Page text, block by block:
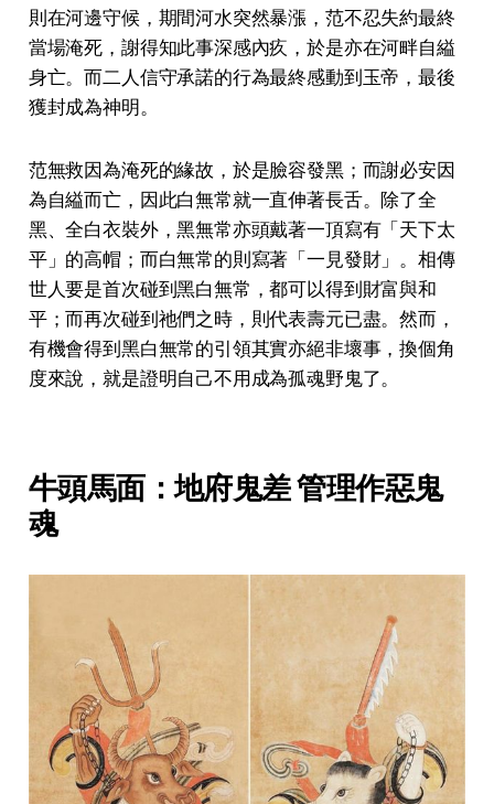
則在河邊守候，期間河水突然暴漲，范不忍失約最終
當場淹死，謝得知此事深感內疚，於是亦在河畔自縊
身亡。而二人信守承諾的行為最終感動到玉帝，最後
獲封成為神明。
范無救因為淹死的緣故，於是臉容發黑；而謝必安因
為自縊而亡，因此白無常就一直伸著長舌。除了全
黑、全白衣裝外，黑無常亦頭戴著一頂寫有「天下太
平」的高帽；而白無常的則寫著「一見發財」。相傳
世人要是首次碰到黑白無常，都可以得到財富與和
平；而再次碰到祂們之時，則代表壽元已盡。然而，
有機會得到黑白無常的引領其實亦絕非壞事，換個角
度來說，就是證明自己不用成為孤魂野鬼了。
牛頭馬面：地府鬼差 管理作惡鬼
魂